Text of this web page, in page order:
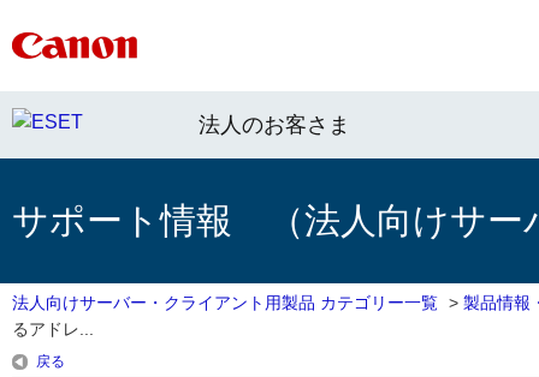
法人のお客さま
サポート情報 （法人向けサー
法人向けサーバー・クライアント用製品 カテゴリー一覧 > 製品情報
るアドレ...
戻る